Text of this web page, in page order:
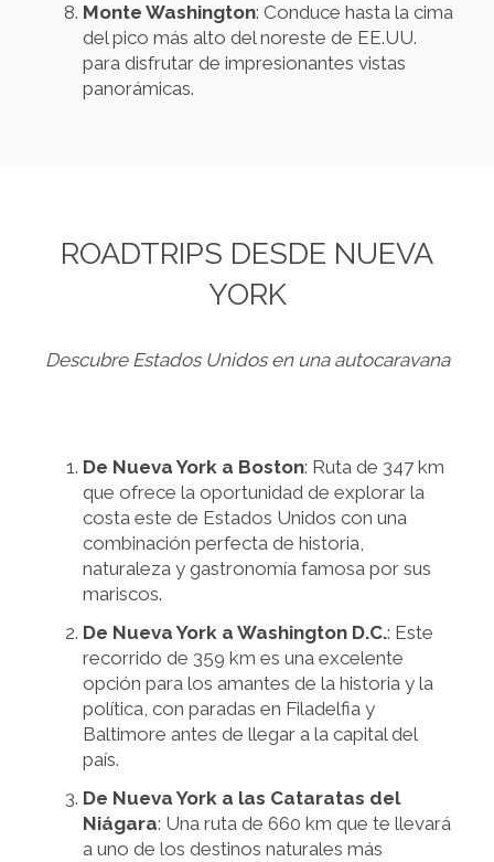
Monte Washington: Conduce hasta la cima
del pico más alto del noreste de EE.UU.
para disfrutar de impresionantes vistas
panorámicas.
ROADTRIPS DESDE NUEVA
YORK
Descubre Estados Unidos en una autocaravana
De Nueva York a Boston: Ruta de 347 km
que ofrece la oportunidad de explorar la
costa este de Estados Unidos con una
combinación perfecta de historia,
naturaleza y gastronomía famosa por sus
mariscos.
De Nueva York a Washington D.C.: Este
recorrido de 359 km es una excelente
opción para los amantes de la historia y la
política, con paradas en Filadelfia y
Baltimore antes de llegar a la capital del
país.
De Nueva York a las Cataratas del
Niágara: Una ruta de 660 km que te llevará
a uno de los destinos naturales más